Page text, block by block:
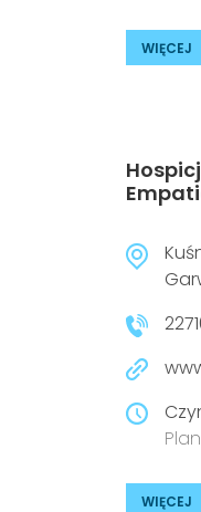
WIĘCEJ
WIĘCEJ